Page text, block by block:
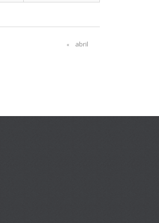
« abril